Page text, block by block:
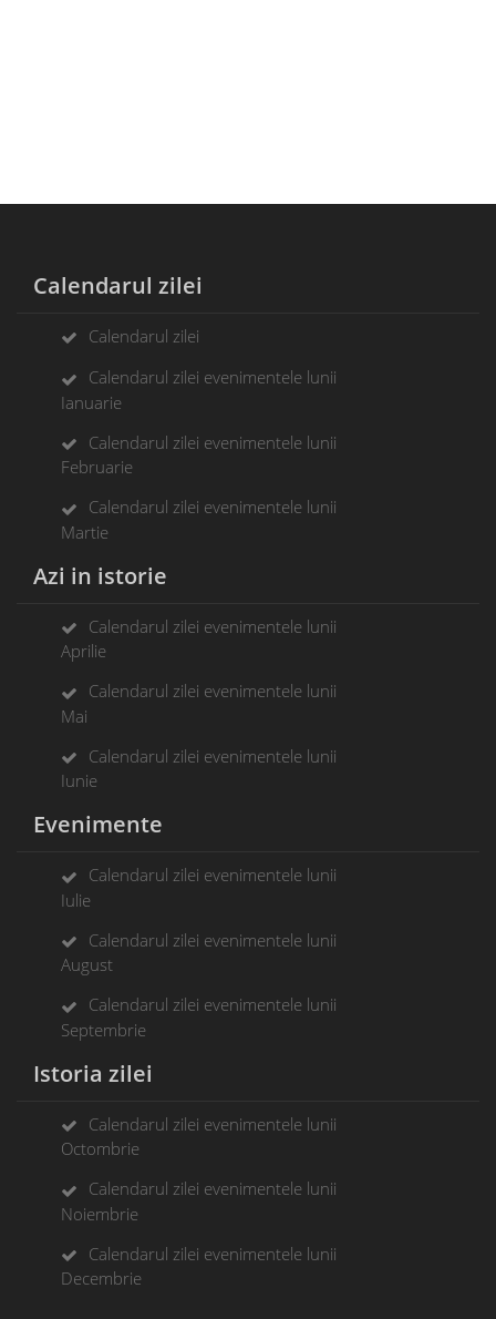
Calendarul zilei
Calendarul zilei
Calendarul zilei evenimentele lunii
Ianuarie
Calendarul zilei evenimentele lunii
Februarie
Calendarul zilei evenimentele lunii
Martie
Azi in istorie
Calendarul zilei evenimentele lunii
Aprilie
Calendarul zilei evenimentele lunii
Mai
Calendarul zilei evenimentele lunii
Iunie
Evenimente
Calendarul zilei evenimentele lunii
Iulie
Calendarul zilei evenimentele lunii
August
Calendarul zilei evenimentele lunii
Septembrie
Istoria zilei
Calendarul zilei evenimentele lunii
Octombrie
Calendarul zilei evenimentele lunii
Noiembrie
Calendarul zilei evenimentele lunii
Decembrie